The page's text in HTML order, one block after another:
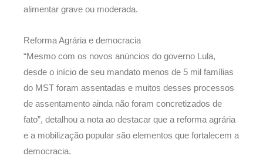
alimentar grave ou moderada.
Reforma Agrária e democracia
“Mesmo com os novos anúncios do governo Lula,
desde o início de seu mandato menos de 5 mil famílias
do MST foram assentadas e muitos desses processos
de assentamento ainda não foram concretizados de
fato”, detalhou a nota ao destacar que a reforma agrária
e a mobilização popular são elementos que fortalecem a
democracia.